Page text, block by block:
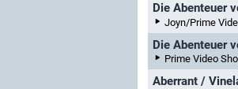
Die Abenteuer
Joyn/Prime
Die Abenteuer
Prime Video
Aberrant /